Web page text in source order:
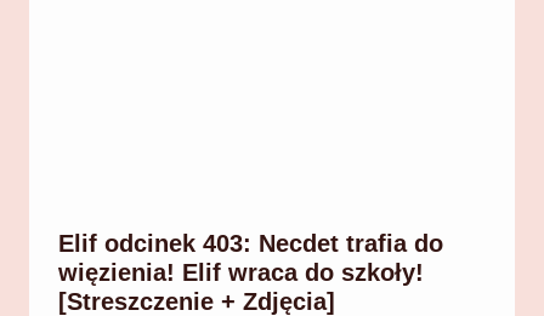
Elif odcinek 403: Necdet trafia do
więzienia! Elif wraca do szkoły!
[Streszczenie + Zdjęcia]